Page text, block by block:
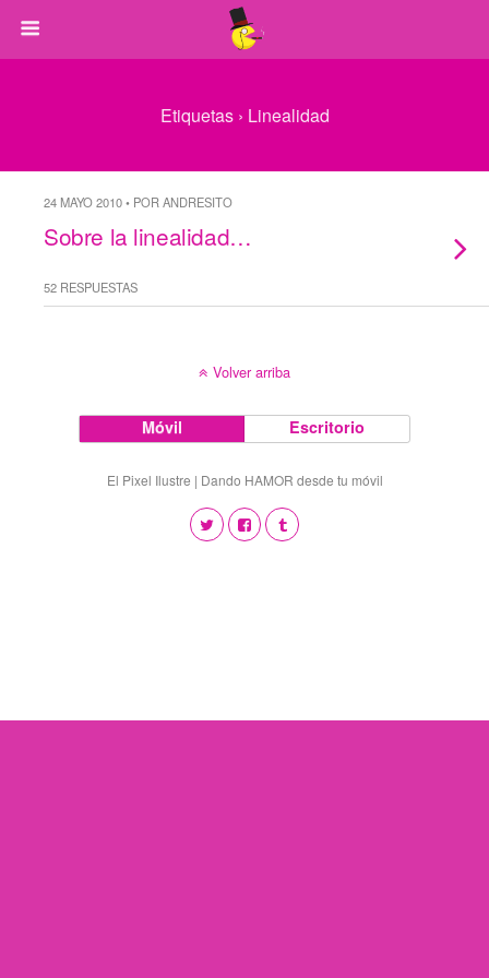
Etiquetas › Linealidad
24 MAYO 2010 • POR ANDRESITO
Sobre la linealidad…
52 RESPUESTAS
Volver arriba
Móvil Escritorio
El Pixel Ilustre | Dando HAMOR desde tu móvil